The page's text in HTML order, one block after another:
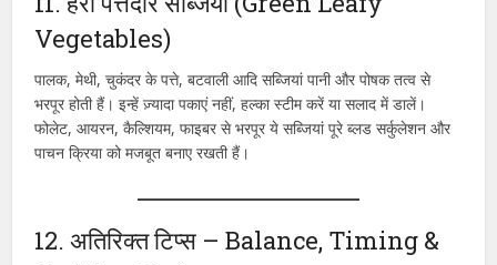
Vegetables)
पालक, मेथी, चुकंदर के पत्ते, बटवाली आदि सब्जियां पानी और पोषक तत्व से
भरपूर होती हैं। इन्हें ज़्यादा पकाएं नहीं, हल्का स्टीम करें या सलाद में डालें।
फोलेट, आयरन, कैल्शियम, फाइबर से भरपूर ये सब्जियां पूरे ब्लड सर्कुलेशन और
पाचन क्रिया को मजबूत बनाए रखती हैं।
12. अतिरिक्त टिप्स – Balance, Timing &